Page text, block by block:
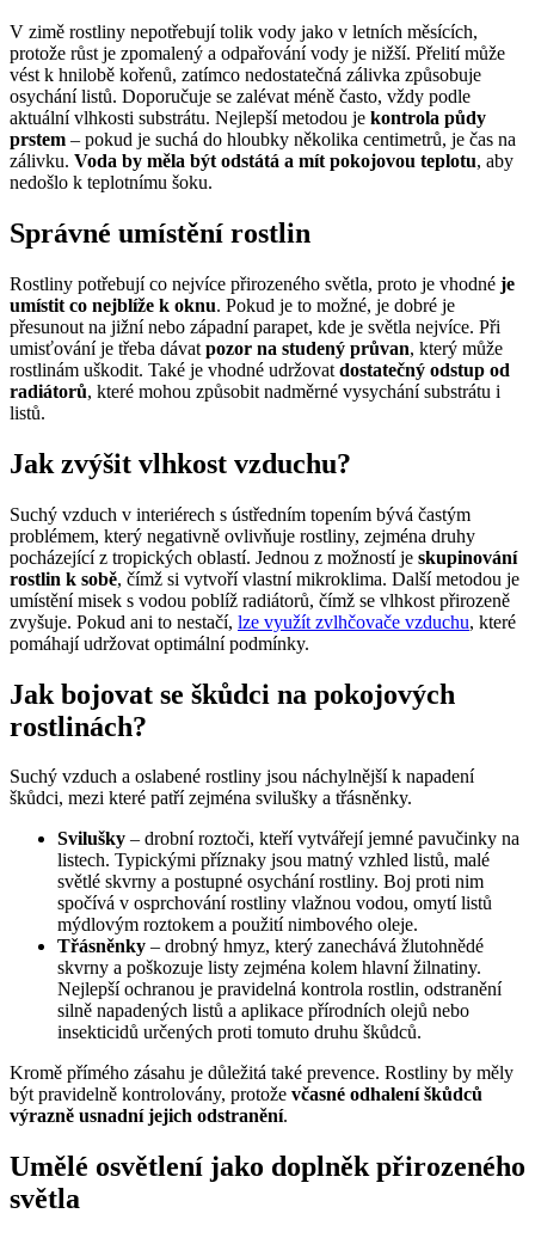
V zimě rostliny nepotřebují tolik vody jako v letních měsících,
protože růst je zpomalený a odpařování vody je nižší. Přelití může
vést k hnilobě kořenů, zatímco nedostatečná zálivka způsobuje
osychání listů. Doporučuje se zalévat méně často, vždy podle
aktuální vlhkosti substrátu. Nejlepší metodou je kontrola půdy
prstem – pokud je suchá do hloubky několika centimetrů, je čas na
zálivku. Voda by měla být odstátá a mít pokojovou teplotu, aby
nedošlo k teplotnímu šoku.
Správné umístění rostlin
Rostliny potřebují co nejvíce přirozeného světla, proto je vhodné je
umístit co nejblíže k oknu. Pokud je to možné, je dobré je
přesunout na jižní nebo západní parapet, kde je světla nejvíce. Při
umisťování je třeba dávat pozor na studený průvan, který může
rostlinám uškodit. Také je vhodné udržovat dostatečný odstup od
radiátorů, které mohou způsobit nadměrné vysychání substrátu i
listů.
Jak zvýšit vlhkost vzduchu?
Suchý vzduch v interiérech s ústředním topením bývá častým
problémem, který negativně ovlivňuje rostliny, zejména druhy
pocházející z tropických oblastí. Jednou z možností je skupinování
rostlin k sobě, čímž si vytvoří vlastní mikroklima. Další metodou je
umístění misek s vodou poblíž radiátorů, čímž se vlhkost přirozeně
zvyšuje. Pokud ani to nestačí, lze využít zvlhčovače vzduchu, které
pomáhají udržovat optimální podmínky.
Jak bojovat se škůdci na pokojových
rostlinách?
Suchý vzduch a oslabené rostliny jsou náchylnější k napadení
škůdci, mezi které patří zejména svilušky a třásněnky.
Svilušky – drobní roztoči, kteří vytvářejí jemné pavučinky na
listech. Typickými příznaky jsou matný vzhled listů, malé
světlé skvrny a postupné osychání rostliny. Boj proti nim
spočívá v osprchování rostliny vlažnou vodou, omytí listů
mýdlovým roztokem a použití nimbového oleje.
Třásněnky – drobný hmyz, který zanechává žlutohnědé
skvrny a poškozuje listy zejména kolem hlavní žilnatiny.
Nejlepší ochranou je pravidelná kontrola rostlin, odstranění
silně napadených listů a aplikace přírodních olejů nebo
insekticidů určených proti tomuto druhu škůdců.
Kromě přímého zásahu je důležitá také prevence. Rostliny by měly
být pravidelně kontrolovány, protože včasné odhalení škůdců
výrazně usnadní jejich odstranění.
Umělé osvětlení jako doplněk přirozeného
světla